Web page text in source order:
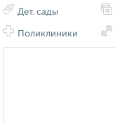
Дет. сады
Поликлиники